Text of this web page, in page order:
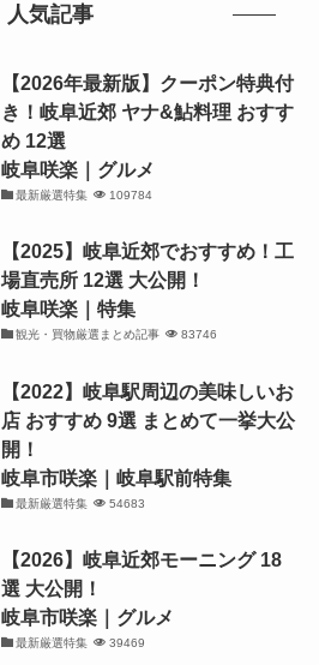
人気記事
【2026年最新版】クーポン特典付
き！岐阜近郊 ヤナ&鮎料理 おすす
め 12選
岐阜咲楽｜グルメ
最新厳選特集 109784
【2025】岐阜近郊でおすすめ！工
場直売所 12選 大公開！
岐阜咲楽｜特集
観光・買物厳選まとめ記事 83746
【2022】岐阜駅周辺の美味しいお
店 おすすめ 9選 まとめて一挙大公
開！
岐阜市咲楽｜岐阜駅前特集
最新厳選特集 54683
【2026】岐阜近郊モーニング 18
選 大公開！
岐阜市咲楽｜グルメ
最新厳選特集 39469